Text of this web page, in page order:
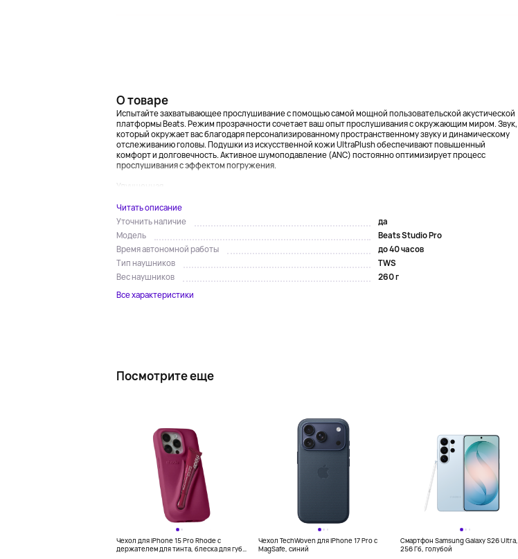
О товаре
Испытайте захватывающее прослушивание с помощью самой мощной пользовательской акустической
платформы Beats. Режим прозрачности сочетает ваш опыт прослушивания с окружающим миром. Звук,
который окружает вас благодаря персонализированному пространственному звуку и динамическому
отслеживанию головы. Подушки из искусственной кожи UltraPlush обеспечивают повышенный
комфорт и долговечность. Активное шумоподавление (ANC) постоянно оптимизирует процесс
прослушивания с эффектом погружения.
Улучшенная...
Читать описание
Уточнить наличие
да
Модель
Beats Studio Pro
Время автономной работы
до 40 часов
Тип наушников
TWS
Вес наушников
260 г
Все характеристики
Посмотрите еще
Чехол для iPhone 15 Pro Rhode с
держателем для тинта, блеска для губ,
Чехол TechWoven для iPhone 17 Pro с
MagSafe, синий
Смартфон Samsung Galaxy S26 Ultra,
256 Гб, голубой